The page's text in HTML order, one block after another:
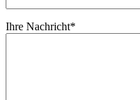
Ihre Nachricht*